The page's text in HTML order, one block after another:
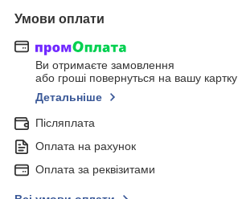
Умови оплати
Ви отримаєте замовлення
або гроші повернуться на вашу картку
Детальніше
Післяплата
Оплата на рахунок
Оплата за реквізитами